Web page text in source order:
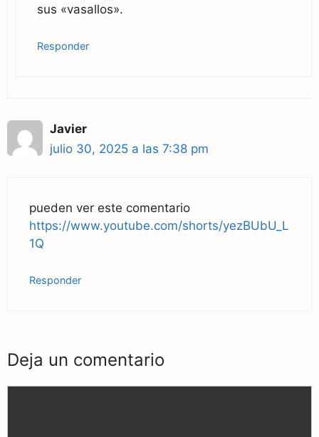
sus «vasallos».
Responder
Javier
julio 30, 2025 a las 7:38 pm
pueden ver este comentario
https://www.youtube.com/shorts/yezBUbU_L
1Q
Responder
Deja un comentario